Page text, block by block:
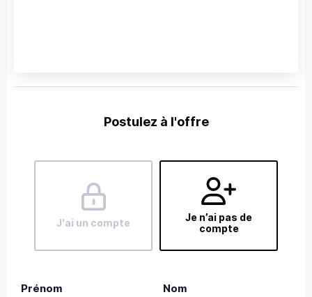
Postulez à l'offre
J'ai un compte
Je n’ai pas de
compte
Prénom Nom